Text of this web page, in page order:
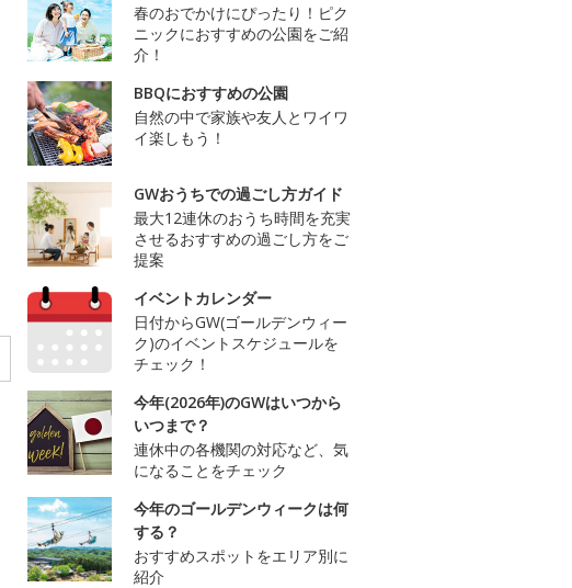
春のおでかけにぴったり！ピク
ニックにおすすめの公園をご紹
介！
BBQにおすすめの公園
自然の中で家族や友人とワイワ
イ楽しもう！
GWおうちでの過ごし方ガイド
最大12連休のおうち時間を充実
させるおすすめの過ごし方をご
提案
イベントカレンダー
日付からGW(ゴールデンウィー
ク)のイベントスケジュールを
チェック！
今年(2026年)のGWはいつから
いつまで？
連休中の各機関の対応など、気
になることをチェック
今年のゴールデンウィークは何
する？
おすすめスポットをエリア別に
紹介